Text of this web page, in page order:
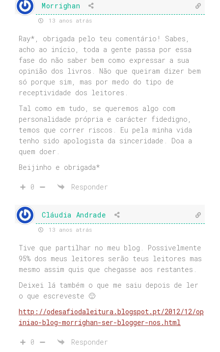
Morrighan
13 anos atrás
Ray*, obrigada pelo teu comentário! Sabes,
acho ao início, toda a gente passa por essa
fase do não saber bem como expressar a sua
opinião dos livros. Não que queiram dizer bem
só porque sim, mas por medo do tipo de
receptividade dos leitores.
Tal como em tudo, se queremos algo com
personalidade própria e carácter fidedigno,
temos que correr riscos. Eu pela minha vida
tenho sido apologista da sinceridade. Doa a
quem doer.
Beijinho e obrigada*
0 Responder
Cláudia Andrade
13 anos atrás
Tive que partilhar no meu blog. Possivelmente
95% dos meus leitores serão teus leitores mas
mesmo assim quis que chegasse aos restantes.
Deixei lá também o que me saiu depois de ler
o que escreveste 🙂
http://odesafiodaleitura.blogspot.pt/2012/12/op
iniao-blog-morrighan-ser-blogger-nos.html
0 Responder